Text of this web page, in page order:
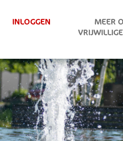
INLOGGEN
MEER